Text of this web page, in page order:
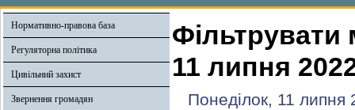
Нормативно-правова база
Регуляторна політика
Цивільний захист
Звернення громадян
Фільтрувати
11 липня
Понеділок, 11 липня